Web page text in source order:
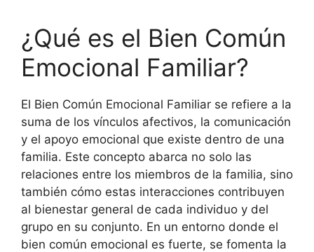
¿Qué es el Bien Común
Emocional Familiar?
El Bien Común Emocional Familiar se refiere a la
suma de los vínculos afectivos, la comunicación
y el apoyo emocional que existe dentro de una
familia. Este concepto abarca no solo las
relaciones entre los miembros de la familia, sino
también cómo estas interacciones contribuyen
al bienestar general de cada individuo y del
grupo en su conjunto. En un entorno donde el
bien común emocional es fuerte, se fomenta la